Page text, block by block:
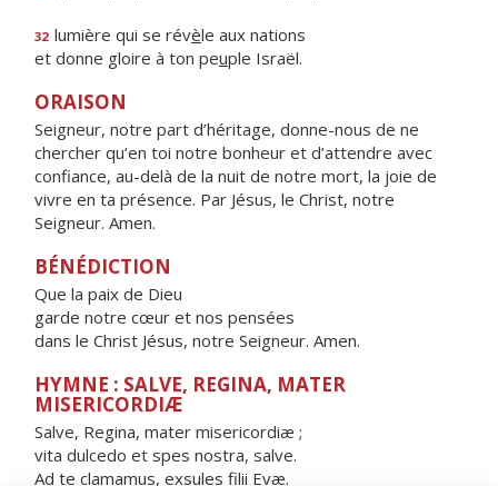
32 lumière qui se révèle aux nations
et donne gloire à ton peuple Israël.
ORAISON
Seigneur, notre part d’héritage, donne-nous de ne
chercher qu’en toi notre bonheur et d’attendre avec
confiance, au-delà de la nuit de notre mort, la joie de
vivre en ta présence. Par Jésus, le Christ, notre
Seigneur. Amen.
BÉNÉDICTION
Que la paix de Dieu
garde notre cœur et nos pensées
dans le Christ Jésus, notre Seigneur. Amen.
HYMNE : SALVE, REGINA, MATER
MISERICORDIÆ
Salve, Regina, mater misericordiæ ;
vita dulcedo et spes nostra, salve.
Ad te clamamus, exsules filii Evæ.